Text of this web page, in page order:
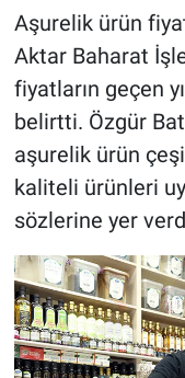
Aşurelik ürün
Aktar Baharat
fiyatların geçen
belirtti. Özgür
aşurelik ürün
kaliteli ürünleri
sözlerine yer